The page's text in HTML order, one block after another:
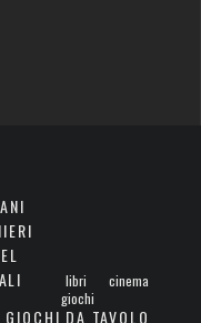
libri
cinema
giochi
GIOCHI DA TAVOLO